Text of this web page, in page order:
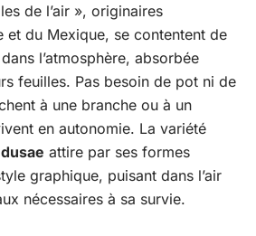
de l’air », originaires
et du Mexique, se contentent de
l’atmosphère, absorbée
feuilles. Pas besoin de pot ni de
à une branche ou à un
en autonomie. La variété
attire par ses formes
graphique, puisant dans l’air
nécessaires à sa survie.